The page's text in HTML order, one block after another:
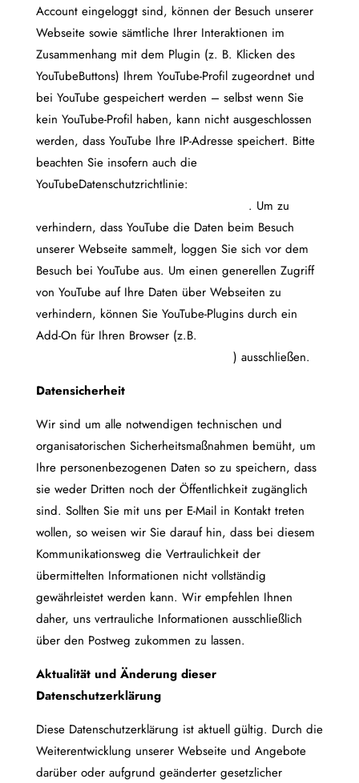
Account eingeloggt sind, können der Besuch unserer
Webseite sowie sämtliche Ihrer Interaktionen im
Zusammenhang mit dem Plugin (z. B. Klicken des
YouTubeButtons) Ihrem YouTube-Profil zugeordnet und
bei YouTube gespeichert werden – selbst wenn Sie
kein YouTube-Profil haben, kann nicht ausgeschlossen
werden, dass YouTube Ihre IP-Adresse speichert. Bitte
beachten Sie insofern auch die
YouTubeDatenschutzrichtlinie:
. Um zu
verhindern, dass YouTube die Daten beim Besuch
unserer Webseite sammelt, loggen Sie sich vor dem
Besuch bei YouTube aus. Um einen generellen Zugriff
von YouTube auf Ihre Daten über Webseiten zu
verhindern, können Sie YouTube-Plugins durch ein
Add-On für Ihren Browser (z.B.
) ausschließen.
Datensicherheit
Wir sind um alle notwendigen technischen und
organisatorischen Sicherheitsmaßnahmen bemüht, um
Ihre personenbezogenen Daten so zu speichern, dass
sie weder Dritten noch der Öffentlichkeit zugänglich
sind. Sollten Sie mit uns per E-Mail in Kontakt treten
wollen, so weisen wir Sie darauf hin, dass bei diesem
Kommunikationsweg die Vertraulichkeit der
übermittelten Informationen nicht vollständig
gewährleistet werden kann. Wir empfehlen Ihnen
daher, uns vertrauliche Informationen ausschließlich
über den Postweg zukommen zu lassen.
Aktualität und Änderung dieser
Datenschutzerklärung
Diese Datenschutzerklärung ist aktuell gültig. Durch die
Weiterentwicklung unserer Webseite und Angebote
darüber oder aufgrund geänderter gesetzlicher